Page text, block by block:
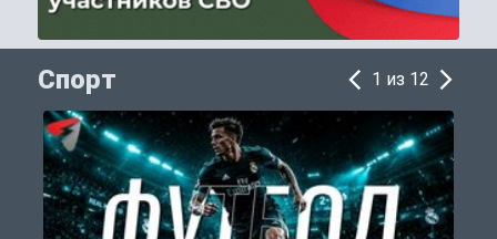
Спорт 1 из 12